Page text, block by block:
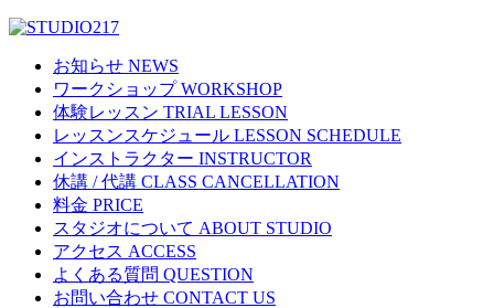
お知らせ NEWS
ワークショップ WORKSHOP
体験レッスン TRIAL LESSON
レッスンスケジュール LESSON SCHEDULE
インストラクター INSTRUCTOR
休講 / 代講 CLASS CANCELLATION
料金 PRICE
スタジオについて ABOUT STUDIO
アクセス ACCESS
よくある質問 QUESTION
お問い合わせ CONTACT US